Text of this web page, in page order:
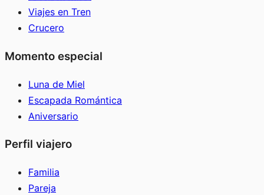
Viajes en Tren
Crucero
Momento especial
Luna de Miel
Escapada Romántica
Aniversario
Perfil viajero
Familia
Pareja